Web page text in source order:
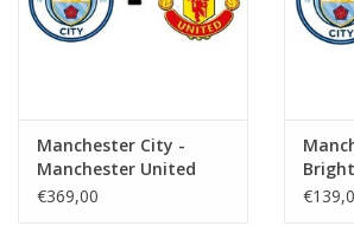
Manchester City -
Manchester United
€369,00